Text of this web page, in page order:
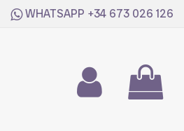
WHATSAPP +34 673 026 126